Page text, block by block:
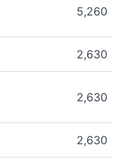
5,260
2,630
2,630
2,630